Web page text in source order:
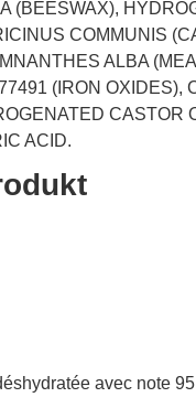
(BEESWAX),
COMMUNIS
ALBA
(IRON
ACID.